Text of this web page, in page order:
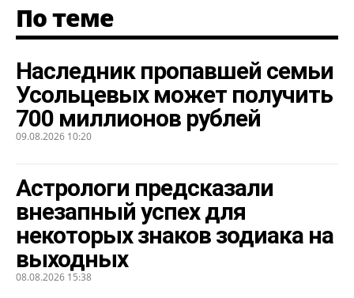
По теме
Наследник пропавшей семьи
Усольцевых может получить
700 миллионов рублей
09.08.2026 10:20
Астрологи предсказали
внезапный успех для
некоторых знаков зодиака на
выходных
08.08.2026 15:38